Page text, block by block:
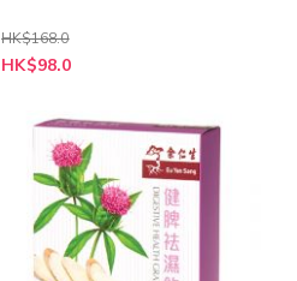
HK$168.0
特
殊
HK$98.0